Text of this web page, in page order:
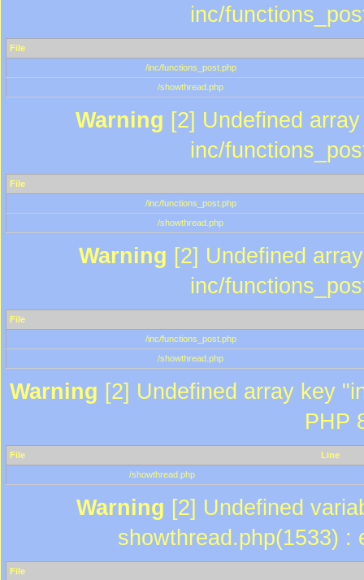
inc/
File
/inc/functions_post.php
/showthread.php
Warning [2] Undefined
inc/
File
/inc/functions_post.php
/showthread.php
Warning [2] Undefined
inc/
File
/inc/functions_post.php
/showthread.php
Warning [2] Undefined array key
PHP
File
Line
/showthread.php
Warning [2] Undefined
showthread.php(1533) :
File